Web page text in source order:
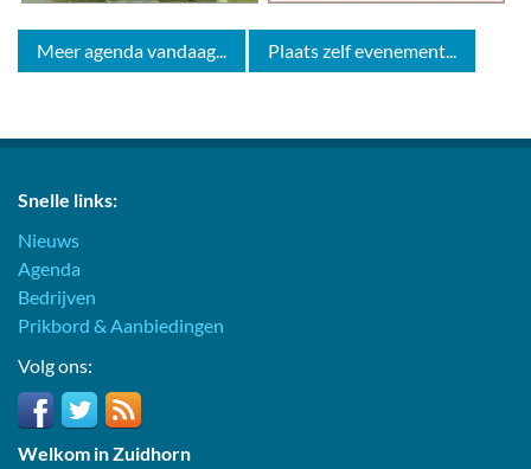
Meer agenda vandaag... Plaats zelf evenement...
Snelle links:
Nieuws
Agenda
Bedrijven
Prikbord & Aanbiedingen
Volg ons:
Welkom in Zuidhorn